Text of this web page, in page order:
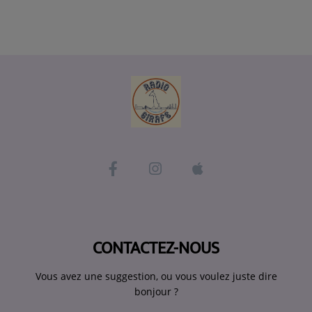
CONTACTEZ-NOUS
Vous avez une suggestion, ou vous voulez juste dire
bonjour ?